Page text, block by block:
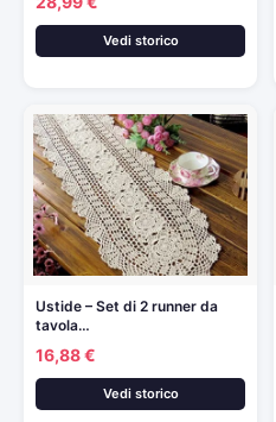
Vedi storico
Ustide – Set di 2 runner da
tavola…
16,88 €
Vedi storico